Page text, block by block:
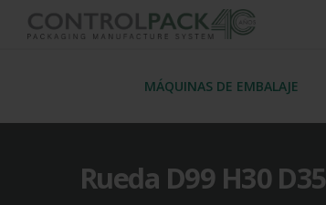
MÁQUINAS DE EMBALAJE
Rueda D99 H30 D35